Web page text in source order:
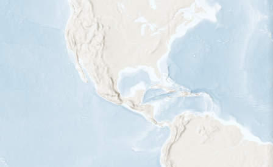
Ubicaciones conectadas
Gama de especies por estación
Gama de verano
Rango de invierno
Rango a lo largo del año